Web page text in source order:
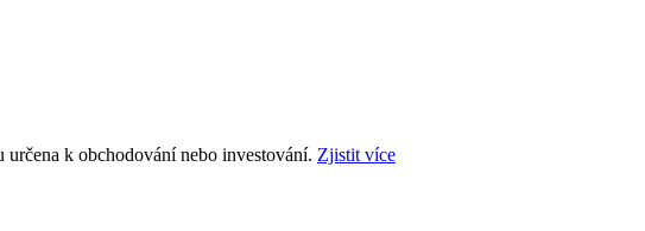
k obchodování nebo investování. Zjistit více